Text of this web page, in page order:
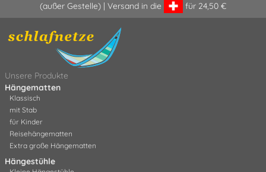
(außer Gestelle) | Versand in die
für 24,50 €
Unsere Produkte
Hängematten
Klassisch
mit Stab
für Kinder
Reisehängematten
Extra große Hängematten
Hängestühle